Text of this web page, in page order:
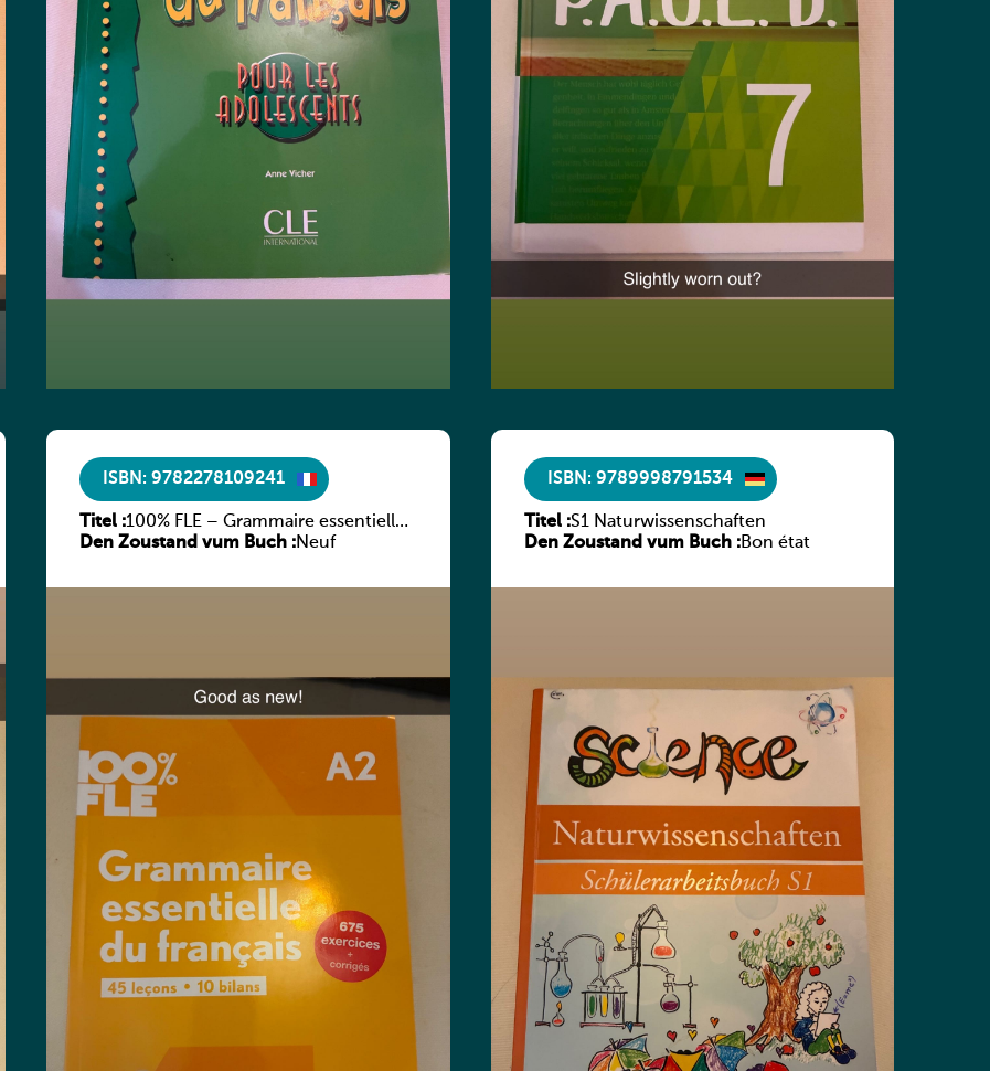
ISBN: 9782278109241
Titel :100% FLE – Grammaire essentielle
du français – A2
Den Zoustand vum Buch :Neuf
ISBN: 9789998791534
Titel :S1 Naturwissenschaften
Den Zoustand vum Buch :Bon état